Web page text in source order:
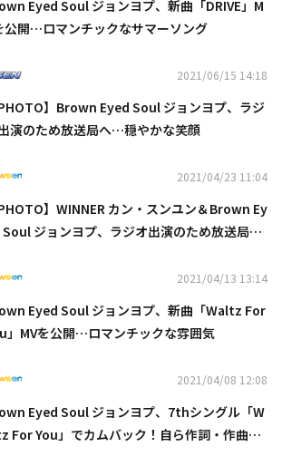
Eyed Soul ジョンヨプ、新曲「DRIVE」M
公開…ロマンチックなサマーソング
2021/06/15 14:18
PHOTO】Brown Eyed Soul ジョンヨプ、ラジ
演のため放送局へ…穏やかな笑顔
2021/04/23 11:04
PHOTO】WINNER カン・スンユン＆Brown Ey
Soul ジョンヨプ、ラジオ出演のため放送局へ
2021/04/13 13:14
Eyed Soul ジョンヨプ、新曲「Waltz For
」MVを公開…ロマンチックな雰囲気
2021/04/08 12:08
Eyed Soul ジョンヨプ、7thシングル「W
For You」でカムバック！自ら作詞・作曲に